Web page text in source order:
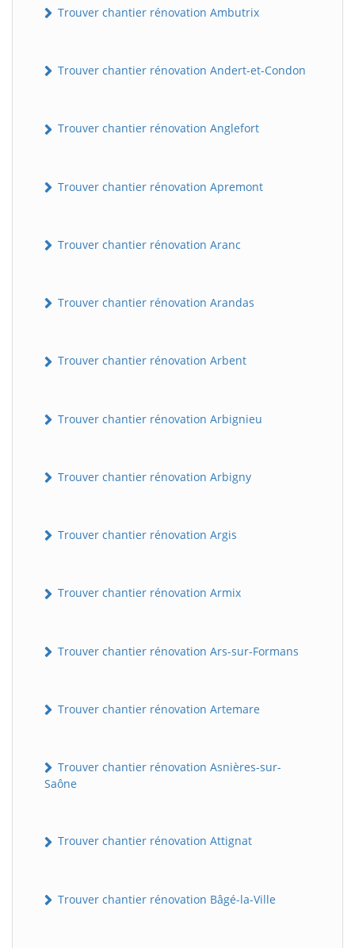
Trouver chantier rénovation Ambutrix
Trouver chantier rénovation Andert-et-Condon
Trouver chantier rénovation Anglefort
Trouver chantier rénovation Apremont
Trouver chantier rénovation Aranc
Trouver chantier rénovation Arandas
Trouver chantier rénovation Arbent
Trouver chantier rénovation Arbignieu
Trouver chantier rénovation Arbigny
Trouver chantier rénovation Argis
Trouver chantier rénovation Armix
Trouver chantier rénovation Ars-sur-Formans
Trouver chantier rénovation Artemare
Trouver chantier rénovation Asnières-sur-
Saône
Trouver chantier rénovation Attignat
Trouver chantier rénovation Bâgé-la-Ville